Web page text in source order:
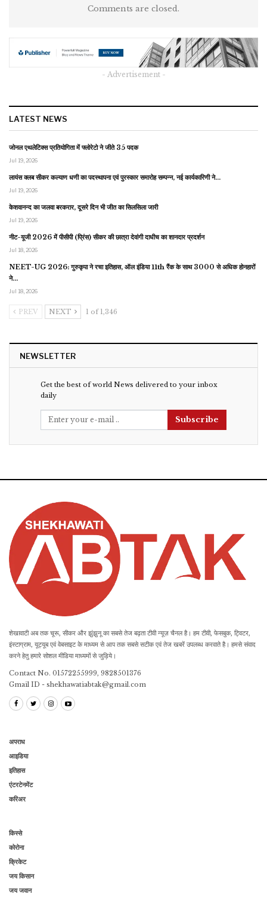
Comments are closed.
- Advertisement -
LATEST NEWS
जोनल एथलेटिक्स प्रतियोगिता में फ्लोरेटो ने जीते 35 पदक
Jul 19, 2026
लायंस क्लब सीकर कल्याण धणी का पदस्थापना एवं पुरस्कार समारोह सम्पन्न, नई कार्यकारिणी ने…
Jul 19, 2026
केशवानन्द का जलवा बरकरार, दूसरे दिन भी जीत का सिलसिला जारी
Jul 19, 2026
नीट-यूजी 2026 में पीसीपी (प्रिंस) सीकर की छात्रा देवांगी दाधीच का शानदार प्रदर्शन
Jul 18, 2026
NEET-UG 2026: गुरुकृपा ने रचा इतिहास, ऑल इंडिया 11th रैंक के साथ 3000 से अधिक होनहारों
ने…
Jul 18, 2026
PREV NEXT 1 of 1,346
NEWSLETTER
Get the best of world News delivered to your inbox
daily
Subscribe
शेखावाटी अब तक चूरू, सीकर और झुंझुनू का सबसे तेज बढ़ता टीवी न्यूज़ चैनल है। हम टीवी, फेसबुक, ट्विटर,
इंस्टाग्राम, यूट्यूब एवं वेबसाइट के माध्यम से आप तक सबसे सटीक एवं तेज खबरें उपलब्ध करवाते है। हमसे संवाद
करने हेतु हमारे सोशल मीडिया माध्यमों से जुड़िये।
Contact No. 01572255999, 9828501376
Gmail ID - shekhawatiabtak@gmail.com
अपराध
आइडिया
इतिहास
एंटरटेनमेंट
करिअर
किस्से
कोरोना
क्रिकेट
जय किसान
जय जवान